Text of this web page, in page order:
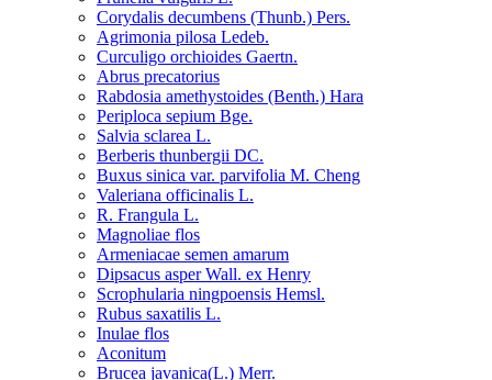
Corydalis decumbens (Thunb.) Pers.
Agrimonia pilosa Ledeb.
Curculigo orchioides Gaertn.
Abrus precatorius
Rabdosia amethystoides (Benth.) Hara
Periploca sepium Bge.
Salvia sclarea L.
Berberis thunbergii DC.
Buxus sinica var. parvifolia M. Cheng
Valeriana officinalis L.
R. Frangula L.
Magnoliae flos
Armeniacae semen amarum
Dipsacus asper Wall. ex Henry
Scrophularia ningpoensis Hemsl.
Rubus saxatilis L.
Inulae flos
Aconitum
Brucea javanica(L.) Merr.